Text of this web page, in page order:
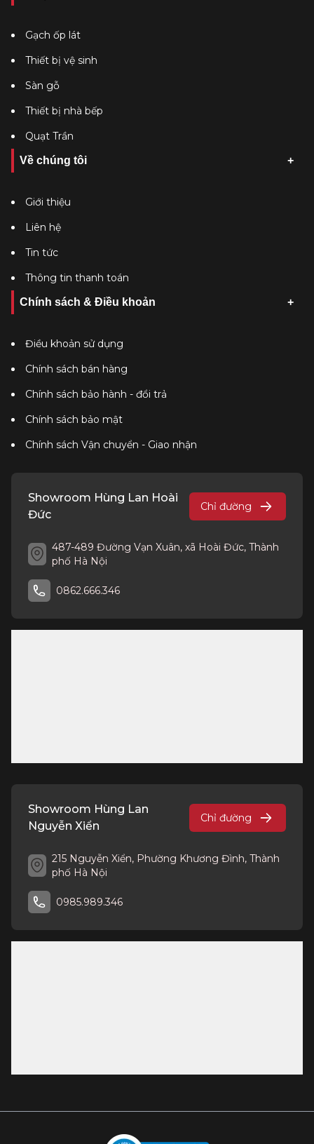
Gạch ốp lát
Thiết bị vệ sinh
Sàn gỗ
Thiết bị nhà bếp
Quạt Trần
Về chúng tôi
Giới thiệu
Liên hệ
Tin tức
Thông tin thanh toán
Chính sách & Điều khoản
Điều khoản sử dụng
Chính sách bán hàng
Chính sách bảo hành - đổi trả
Chính sách bảo mật
Chính sách Vận chuyển - Giao nhận
Showroom Hùng Lan Hoài
Đức
Chỉ đường
487-489 Đường Vạn Xuân, xã Hoài Đức, Thành
phố Hà Nội
0862.666.346
Showroom Hùng Lan
Nguyễn Xiển
Chỉ đường
215 Nguyễn Xiển, Phường Khương Đình, Thành
phố Hà Nội
0985.989.346